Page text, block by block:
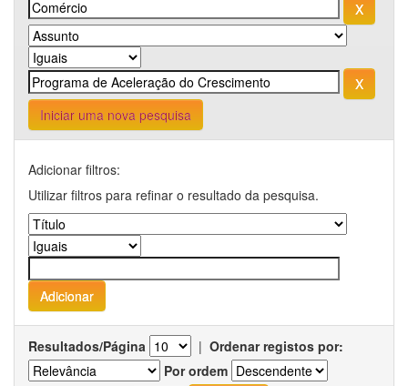
Iniciar uma nova pesquisa
Adicionar filtros:
Utilizar filtros para refinar o resultado da pesquisa.
Resultados/Página | Ordenar registos por:
Por ordem